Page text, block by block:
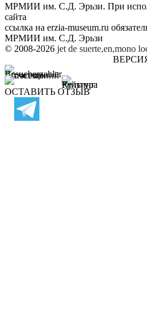
МРМИИ им. С.Д. Эрьзи. При
сайта
ссылка на erzia-museum.ru
МРМИИ им. С.Д. Эрьзи
© 2008-2026 jet de suerte,en,mono
ОСТАВИТЬ ОТЗЫВ